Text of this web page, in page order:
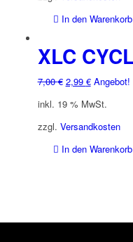
In den Warenkorb
XLC
7,00€ Ursprünglicher
war:
7,00 €
2,99 €Aktueller
ist:
2,99 €.
Angebot!
inkl. 19 % MwSt.
zzgl. Versandkosten
In den Warenkorb